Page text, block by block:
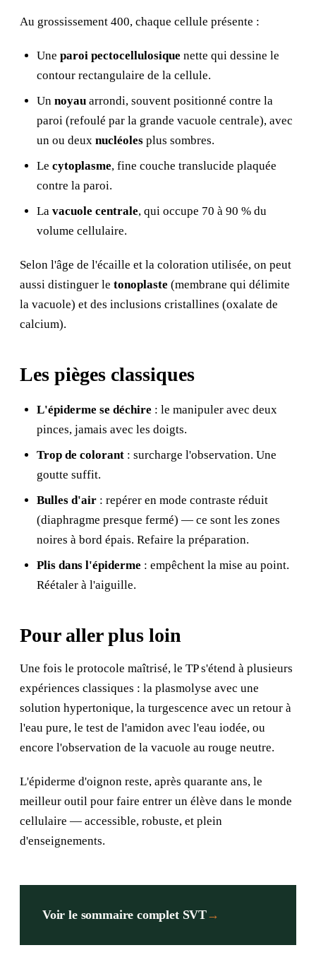
Au grossissement 400, chaque cellule présente :
Une paroi pectocellulosique nette qui dessine le
contour rectangulaire de la cellule.
Un noyau arrondi, souvent positionné contre la
paroi (refoulé par la grande vacuole centrale), avec
un ou deux nucléoles plus sombres.
Le cytoplasme, fine couche translucide plaquée
contre la paroi.
La vacuole centrale, qui occupe 70 à 90 % du
volume cellulaire.
Selon l'âge de l'écaille et la coloration utilisée, on peut
aussi distinguer le tonoplaste (membrane qui délimite
la vacuole) et des inclusions cristallines (oxalate de
calcium).
Les pièges classiques
L'épiderme se déchire : le manipuler avec deux
pinces, jamais avec les doigts.
Trop de colorant : surcharge l'observation. Une
goutte suffit.
Bulles d'air : repérer en mode contraste réduit
(diaphragme presque fermé) — ce sont les zones
noires à bord épais. Refaire la préparation.
Plis dans l'épiderme : empêchent la mise au point.
Réétaler à l'aiguille.
Pour aller plus loin
Une fois le protocole maîtrisé, le TP s'étend à plusieurs
expériences classiques : la plasmolyse avec une
solution hypertonique, la turgescence avec un retour à
l'eau pure, le test de l'amidon avec l'eau iodée, ou
encore l'observation de la vacuole au rouge neutre.
L'épiderme d'oignon reste, après quarante ans, le
meilleur outil pour faire entrer un élève dans le monde
cellulaire — accessible, robuste, et plein
d'enseignements.
Voir le sommaire complet SVT→